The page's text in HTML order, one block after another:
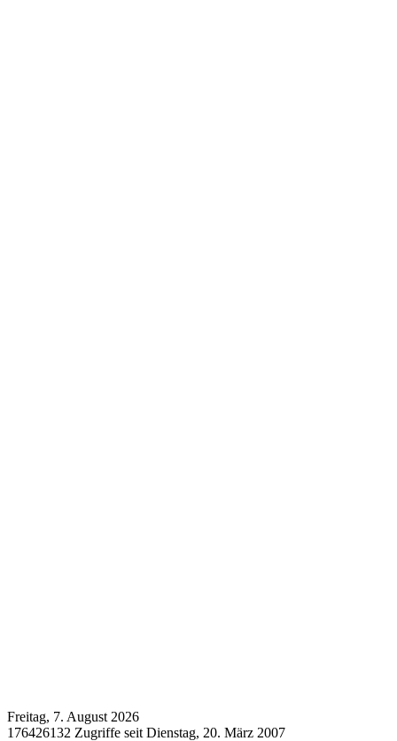
Freitag, 7. August 2026
176426132 Zugriffe seit Dienstag, 20. März 2007